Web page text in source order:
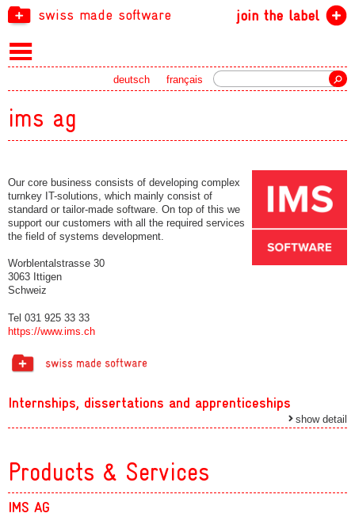
swiss made software join the label
français
deutsch
ims ag
Our core business consists of developing complex
turnkey IT-solutions, which mainly consist of
standard or tailor-made software. On top of this we
support our customers with all the required services
the field of systems development.
Worblentalstrasse 30
3063 Ittigen
Schweiz
Tel 031 925 33 33
https://www.ims.ch
Internships, dissertations and apprenticeships
show detail
Products & Services
IMS AG